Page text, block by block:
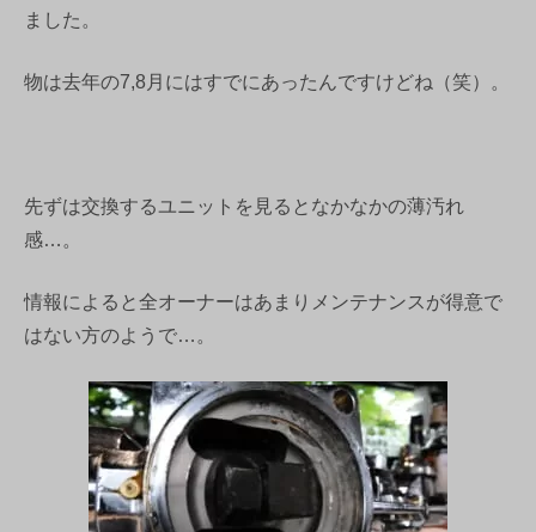
ました。
物は去年の7,8月にはすでにあったんですけどね（笑）。
先ずは交換するユニットを見るとなかなかの薄汚れ
感…。
情報によると全オーナーはあまりメンテナンスが得意で
はない方のようで…。